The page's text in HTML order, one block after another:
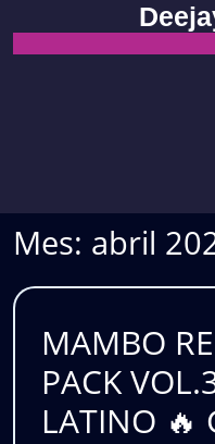
content
Mes: abril
MAMBO
PACK
LATINO 🔥